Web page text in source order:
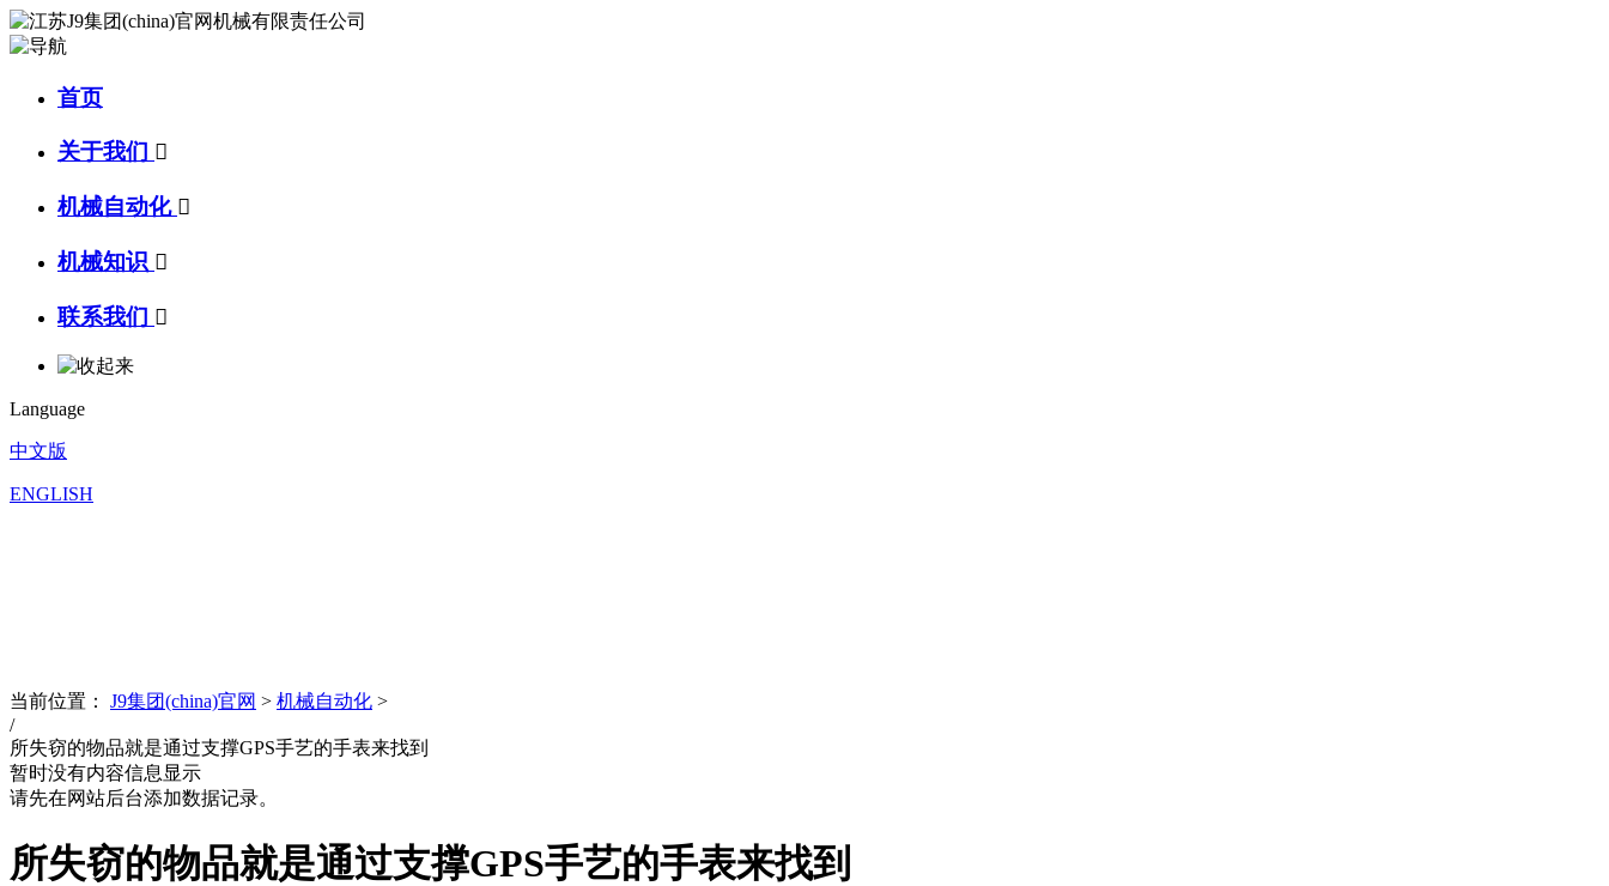
首页
关于我们 
机械自动化 
机械知识 
联系我们 
Language
中文版
ENGLISH
当前位置： J9集团(china)官网 > 机械自动化 >
/
所失窃的物品就是通过支撑GPS手艺的手表来找到
暂时没有内容信息显示
请先在网站后台添加数据记录。
所失窃的物品就是通过支撑GPS手艺的手表来找到